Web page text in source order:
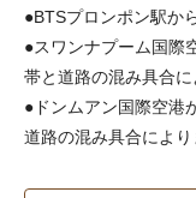
●BTSプロンポン駅か
●スワンナプーム国際
帯と道路の混み具合に
●ドンムアン国際空港
道路の混み具合により